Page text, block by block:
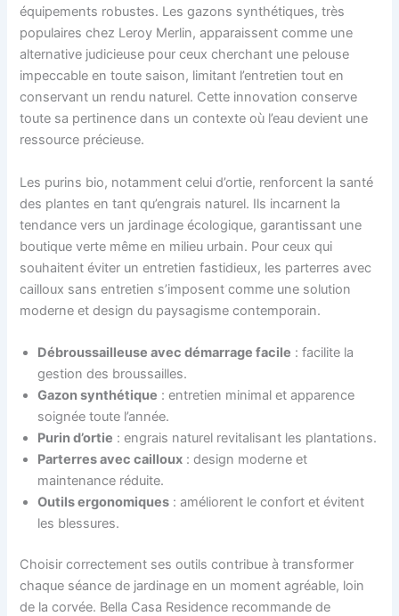
équipements robustes. Les gazons synthétiques, très
populaires chez Leroy Merlin, apparaissent comme une
alternative judicieuse pour ceux cherchant une pelouse
impeccable en toute saison, limitant l’entretien tout en
conservant un rendu naturel. Cette innovation conserve
toute sa pertinence dans un contexte où l’eau devient une
ressource précieuse.
Les purins bio, notamment celui d’ortie, renforcent la santé
des plantes en tant qu’engrais naturel. Ils incarnent la
tendance vers un jardinage écologique, garantissant une
boutique verte même en milieu urbain. Pour ceux qui
souhaitent éviter un entretien fastidieux, les parterres avec
cailloux sans entretien s’imposent comme une solution
moderne et design du paysagisme contemporain.
Débroussailleuse avec démarrage facile : facilite la
gestion des broussailles.
Gazon synthétique : entretien minimal et apparence
soignée toute l’année.
Purin d’ortie : engrais naturel revitalisant les plantations.
Parterres avec cailloux : design moderne et
maintenance réduite.
Outils ergonomiques : améliorent le confort et évitent
les blessures.
Choisir correctement ses outils contribue à transformer
chaque séance de jardinage en un moment agréable, loin
de la corvée. Bella Casa Residence recommande de